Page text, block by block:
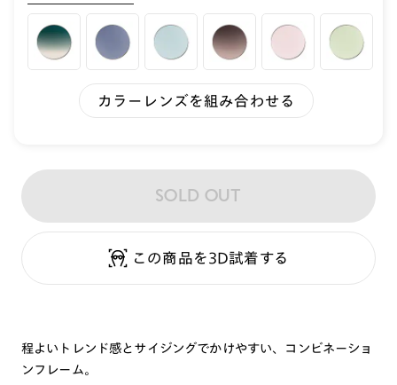
カラーレンズを組み合わせる
SOLD OUT
この商品を3D試着する
程よいトレンド感とサイジングでかけやすい、コンビネーショ
ンフレーム。